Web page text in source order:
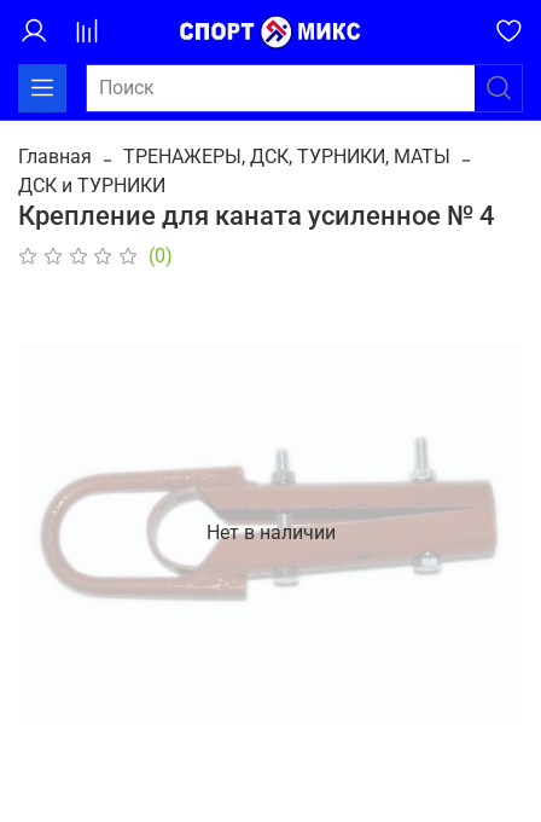
Главная
ТРЕНАЖЕРЫ, ДСК, ТУРНИКИ, МАТЫ
ДСК и ТУРНИКИ
Крепление для каната усиленное № 4
(0)
Нет в наличии